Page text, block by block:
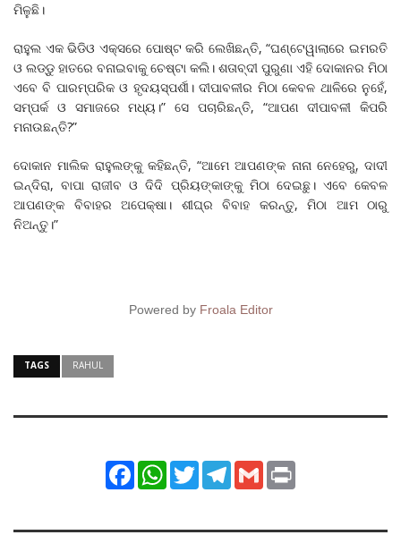
ମିଳୁଛି।
ରାହୁଲ ଏକ ଭିଡିଓ ଏକ୍ସରେ ପୋଷ୍ଟ କରି ଲେଖିଛନ୍ତି, “ଘଣ୍ଟେୱାଲାରେ ଇମରତି
ଓ ଲଡ୍ଡୁ ହାତରେ ବନାଇବାକୁ ଚେଷ୍ଟା କଲି। ଶତାବ୍ଦୀ ପୁରୁଣା ଏହି ଦୋକାନର ମିଠା
ଏବେ ବି ପାରମ୍ପରିକ ଓ ହୃଦୟସ୍ପର୍ଶୀ। ଦୀପାବଳୀର ମିଠା କେବଳ ଥାଳିରେ ନୁହେଁ,
ସମ୍ପର୍କ ଓ ସମାଜରେ ମଧ୍ୟ।” ସେ ପଚାରିଛନ୍ତି, “ଆପଣ ଦୀପାବଳୀ କିପରି
ମନାଉଛନ୍ତି?”
ଦୋକାନ ମାଲିକ ରାହୁଲଙ୍କୁ କହିଛନ୍ତି, “ଆମେ ଆପଣଙ୍କ ନାନା ନେହେରୁ, ଦାଦୀ
ଇନ୍ଦିରା, ବାପା ରାଜୀବ ଓ ଦିଦି ପ୍ରିୟଙ୍କାଙ୍କୁ ମିଠା ଦେଇଛୁ। ଏବେ କେବଳ
ଆପଣଙ୍କ ବିବାହର ଅପେକ୍ଷା। ଶୀଘ୍ର ବିବାହ କରନ୍ତୁ, ମିଠା ଆମ ଠାରୁ
ନିଅନ୍ତୁ।”
Powered by Froala Editor
TAGS RAHUL
FacebookWhatsApp
TwitterTelegram
Gmail